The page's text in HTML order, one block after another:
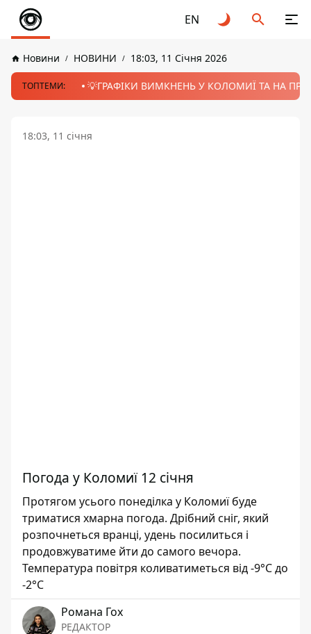
EN
Новини НОВИНИ 18:03, 11 Січня 2026
ТОПТЕМИ: 💡ГРАФІКИ ВИМКНЕНЬ У КОЛОМИЇ ТА НА
18:03, 11 січня
Погода у Коломиї 12 січня
Протягом усього понеділка у Коломиї буде
триматися хмарна погода. Дрібний сніг, який
розпочнеться вранці, удень посилиться і
продовжуватиме йти до самого вечора.
Температура повітря коливатиметься від -9°С до
-2°С
Романа Гох
РЕДАКТОР